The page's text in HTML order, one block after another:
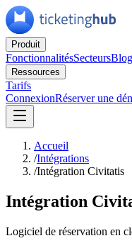
Produit
FonctionnalitésSecteursBlog
Ressources
Tarifs
ConnexionRéserver une
Accueil
/Intégrations
/Intégration Civitatis
Intégration
Logiciel de réservation en